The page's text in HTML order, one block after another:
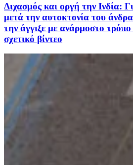
Διχασμός και οργή την Ινδία:
μετά την αυτοκτονία του
την άγγιξε με ανάρμοστο
σχετικό βίντεο